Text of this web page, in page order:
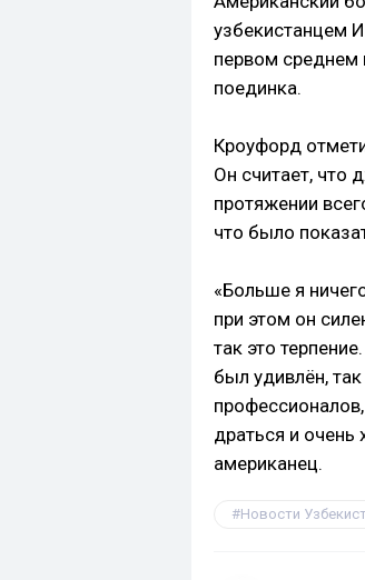
узбекистанцем
первом среднем
поединка.
Кроуфорд
Он считает, что
протяжении
что было
«Больше я
при этом он
так это
был удивлён,
драться и
американец.
Новости